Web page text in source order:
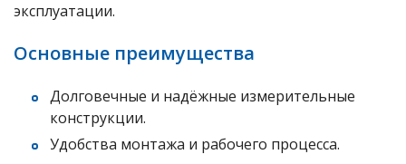
эксплуатации.
Основные преимущества
Долговечные и надёжные измерительные
конструкции.
Удобства монтажа и рабочего процесса.